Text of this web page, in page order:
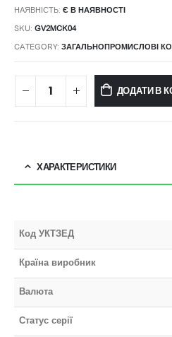
НАЯВНІСТЬ: Є В НАЯВНОСТІ
SKU: GV2MCK04
CATEGORY: ЗАГАЛЬНОПРОМИСЛОВІ
ДОДАТИ В
ХАРАКТЕРИСТИКИ
Код УКТЗЕД
Країна виробник
Валюта
Статус серії